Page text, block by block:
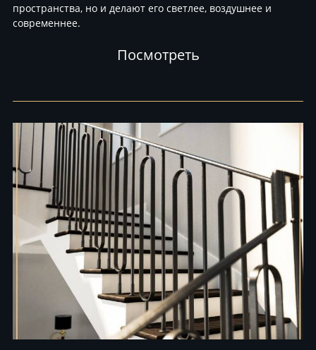
пространства, но и делают его светлее, воздушнее и
современнее.
Посмотреть